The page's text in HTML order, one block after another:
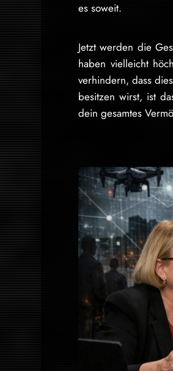
es soweit.
Jetzt werden die
haben vielleicht
verhindern, dass
besitzen wirst, ist
dein gesamtes